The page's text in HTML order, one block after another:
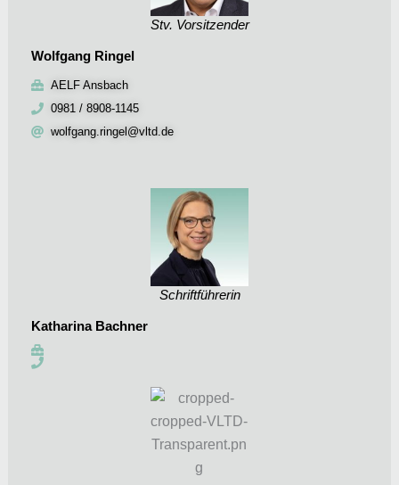
Stv. Vorsitzender
Wolfgang Ringel
AELF Ansbach
0981 / 8908-1145
wolfgang.ringel@vltd.de
Schriftführerin
Katharina Bachner